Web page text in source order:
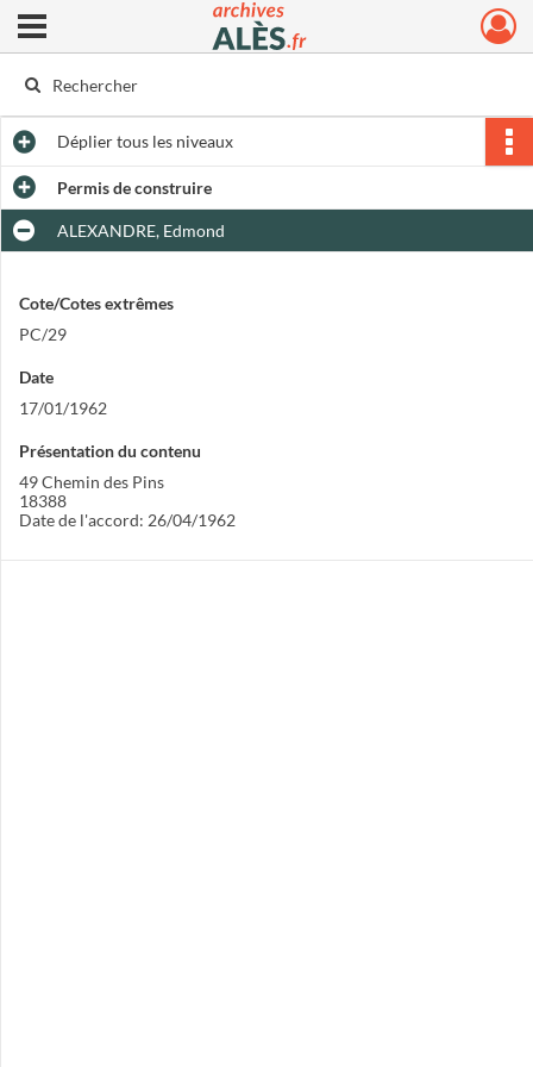
Archives municipales d'Alès
Ouvrir le menu déroulant
Dépliertous les niveaux
Permis de construire
ALEXANDRE, Edmond
Cote/Cotes extrêmes
PC/29
Date
17/01/1962
Présentation du contenu
49 Chemin des Pins
18388
Date de l'accord: 26/04/1962